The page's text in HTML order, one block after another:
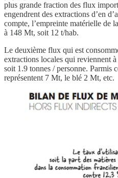
plus grande fraction des flux
engendrent des extractions d’en
compte, l’empreinte matérielle de
à 148 Mt, soit 12 t/hab.
Le deuxième flux qui est
extractions locales qui reviennent
soit 1.9 tonnes / personne. Parmis
représentent 7 Mt, le blé 2 Mt, etc.